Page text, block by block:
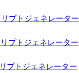
プトジェネレーター
プトジェネレーター
プトジェネレーター